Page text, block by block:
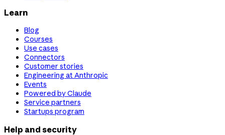
Learn
Blog
Courses
Use cases
Connectors
Customer stories
Engineering at Anthropic
Events
Powered by Claude
Service partners
Startups program
Help and security